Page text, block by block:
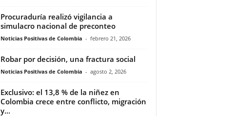
Procuraduría realizó vigilancia a
simulacro nacional de preconteo
Noticias Positivas de Colombia - febrero 21, 2026
Robar por decisión, una fractura social
Noticias Positivas de Colombia - agosto 2, 2026
Exclusivo: el 13,8 % de la niñez en
Colombia crece entre conflicto, migración
y...